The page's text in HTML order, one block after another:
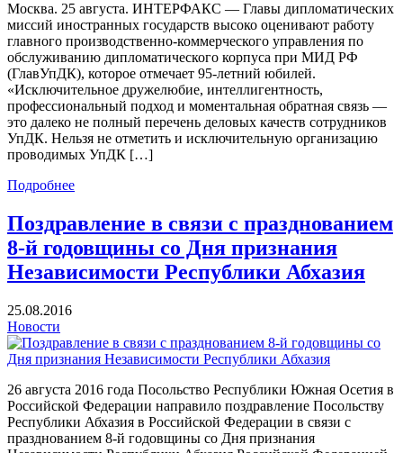
Москва. 25 августа. ИНТЕРФАКС — Главы дипломатических
миссий иностранных государств высоко оценивают работу
главного производственно-коммерческого управления по
обслуживанию дипломатического корпуса при МИД РФ
(ГлавУпДК), которое отмечает 95-летний юбилей.
«Исключительное дружелюбие, интеллигентность,
профессиональный подход и моментальная обратная связь —
это далеко не полный перечень деловых качеств сотрудников
УпДК. Нельзя не отметить и исключительную организацию
проводимых УпДК […]
Подробнее
Поздравление в связи с празднованием
8-й годовщины со Дня признания
Независимости Республики Абхазия
25.08.2016
Новости
26 августа 2016 года Посольство Республики Южная Осетия в
Российской Федерации направило поздравление Посольству
Республики Абхазия в Российской Федерации в связи с
празднованием 8-й годовщины со Дня признания